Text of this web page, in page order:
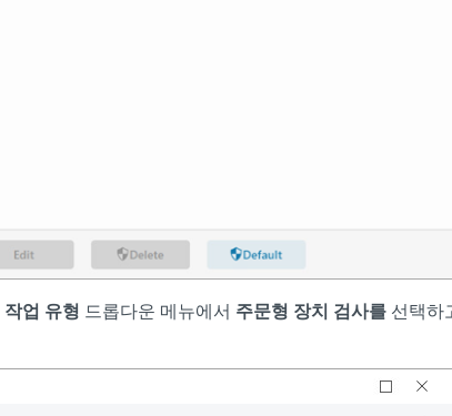
작업 유형 드롭다운 메뉴에서 주문형 장치 검사를 선택